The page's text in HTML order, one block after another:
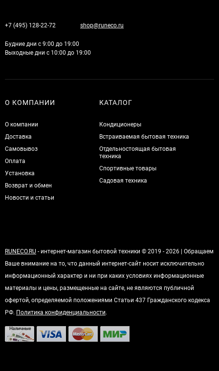
+7 (495) 128-22-72 shop@runeco.ru
Будние дни с 9:00 до 19:00
Выходные дни с 10:00 до 19:00
О КОМПАНИИ
О компании
Доставка
Самовывоз
Оплата
Установка
Возврат и обмен
Новости и статьи
КАТАЛОГ
Кондиционеры
Встраиваемая бытовая техника
Отдельностоящая бытовая
техника
Спортивные товары
Садовая техника
RUNECO.RU - интернет-магазин бытовой техники © 2019 - 2026 | Обращаем
Ваше внимание на то, что данный интернет-сайт носит исключительно
информационный характер и ни при каких условиях информационные
материалы и цены, размещенные на сайте, не являются публичной
офертой, определяемой положениями Статьи 437 Гражданского кодекса
РФ. Политика конфиденциальности.